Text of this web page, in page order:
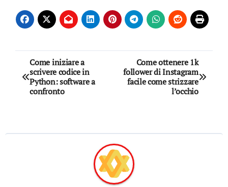
Navigazione
articoli
Come iniziare a
scrivere codice in
Python: software a
confronto
Come ottenere 1k
follower di Instagram
facile come strizzare
l’occhio